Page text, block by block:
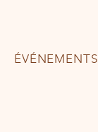
ÉVÉNEMENTS